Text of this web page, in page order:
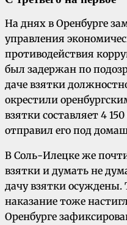
На днях в Оренбурге
управления
противодействия
был задержан по
даче взятки
окрестили
взятки составляет 4
отправил его под
В Соль-Илецке же
взятки и думать не
дачу взятки
наказание тоже
Оренбурге